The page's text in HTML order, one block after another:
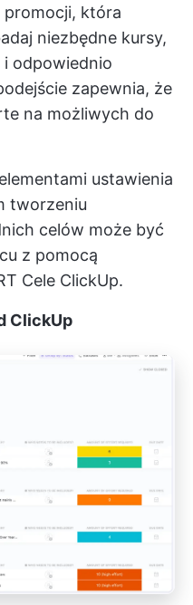
promocji, która
niezbędne kursy,
odpowiednio
zapewnia, że
na możliwych do
ustawienia
tworzeniu
celów może być
z pomocą
Cele ClickUp.
ClickUp